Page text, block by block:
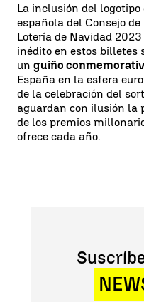
La inclusión del
española del Consejo
Lotería de Navidad
inédito en estos billetes
un guiño
España en la esfera
de la celebración del
aguardan con ilusión la
de los premios
ofrece cada año.